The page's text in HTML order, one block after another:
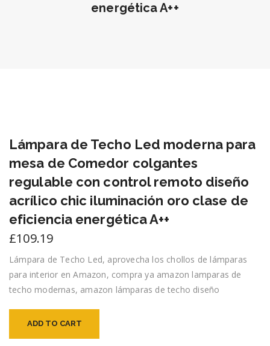
energética A++
Lámpara de Techo Led moderna para
mesa de Comedor colgantes
regulable con control remoto diseño
acrílico chic iluminación oro clase de
eficiencia energética A++
£109.19
Lámpara de Techo Led, aprovecha los chollos de lámparas
para interior en Amazon, compra ya amazon lamparas de
techo modernas, amazon lámparas de techo diseño
ADD TO CART